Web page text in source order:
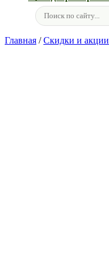
Главная /Скидки и акции